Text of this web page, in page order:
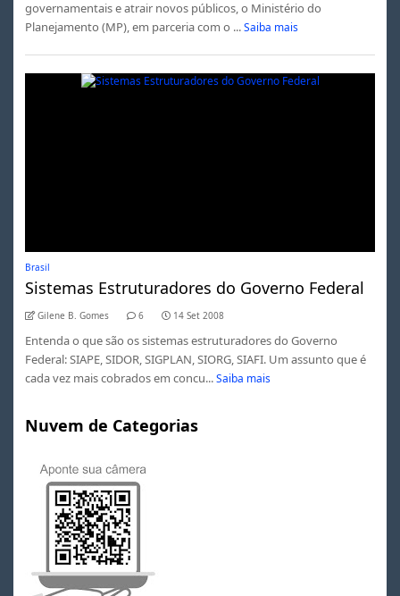
governamentais e atrair novos públicos, o Ministério do
Planejamento (MP), em parceria com o ... Saiba mais
Brasil
Sistemas Estruturadores do Governo Federal
Gilene B. Gomes 6 14 Set 2008
Entenda o que são os sistemas estruturadores do Governo
Federal: SIAPE, SIDOR, SIGPLAN, SIORG, SIAFI. Um assunto que é
cada vez mais cobrados em concu... Saiba mais
Nuvem de Categorias